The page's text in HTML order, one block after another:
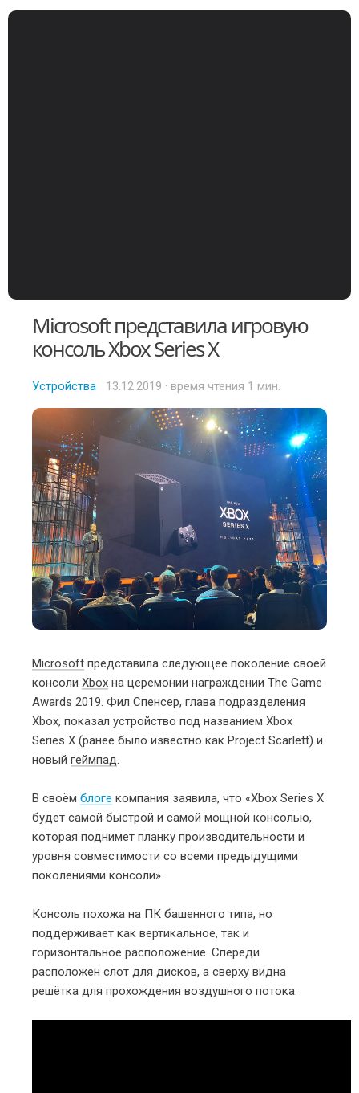
Microsoft представила игровую
консоль Xbox Series X
Устройства
Posted
on
13.12.2019 · время чтения 1 мин.
Microsoft представила следующее поколение своей
консоли Xbox на церемонии награждении The Game
Awards 2019. Фил Спенсер, глава подразделения
Xbox, показал устройство под названием Xbox
Series X (ранее было известно как Project Scarlett) и
новый геймпад.
В своём блоге компания заявила, что «Xbox Series X
будет самой быстрой и самой мощной консолью,
которая поднимет планку производительности и
уровня совместимости со всеми предыдущими
поколениями консоли».
Консоль похожа на ПК башенного типа, но
поддерживает как вертикальное, так и
горизонтальное расположение. Спереди
расположен слот для дисков, а сверху видна
решётка для прохождения воздушного потока.